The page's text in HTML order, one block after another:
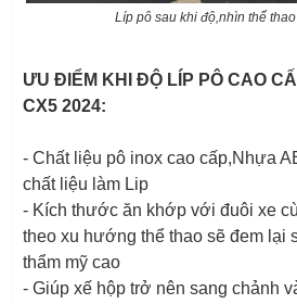
Líp pô sau khi độ,nhìn thể
ƯU ĐIỂM KHI ĐỘ LÍP PÔ CAO
CX5 2024:
- Chất liệu pô inox cao cấp,Nhựa
chất liệu làm Lip
- Kích thước ăn khớp với đuôi xe
theo xu hướng thể thao sẽ đem lại
thẩm mỹ cao
- Giúp xế hộp trở nên sang chảnh